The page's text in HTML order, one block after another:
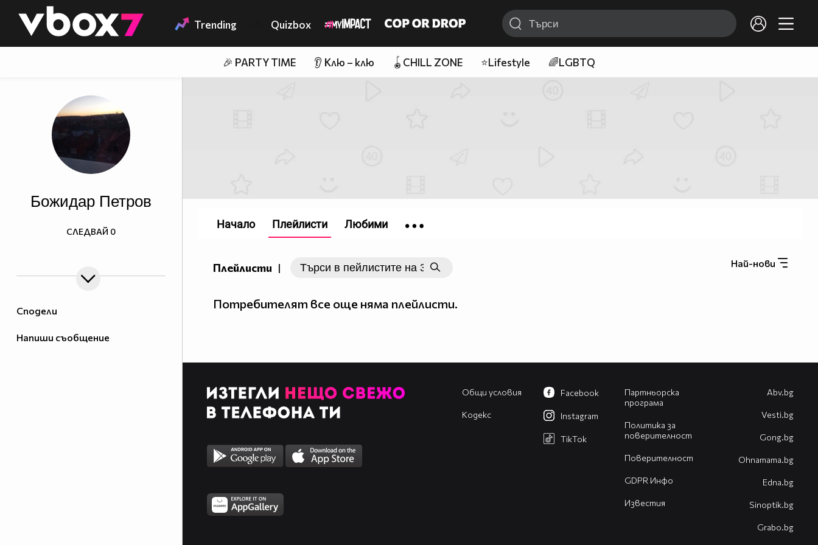
👾 Trending Quizbox
🎉 PARTY TIME 👂 Клю – клю 🪀CHILL ZONE ⭐Lifestyle 🌈LGBTQ
Сподели
Напиши съобщение
Божидар Петров
СЛЕДВАЙ 0
Плейлисти | Най-нови
Потребителят все още няма плейлисти.
Начало Плейлисти Любими
Общи условия
Кодекс
Партньорска
програма
Политика за
поверителност
Поверителност
GDPR Инфо
Известия
Facebook
Instagram
TikTok
Abv.bg
Vesti.bg
Gong.bg
Оhnamama.bg
Edna.bg
Sinoptik.bg
Grabo.bg